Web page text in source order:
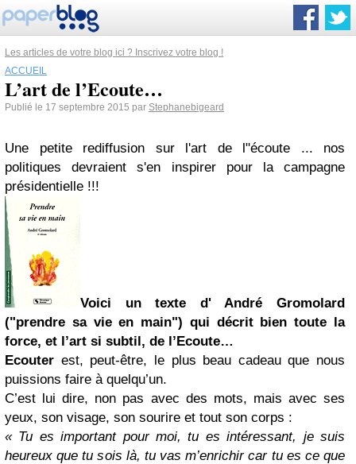
Les articles de votre blog ici ? Inscrivez votre blog !
ACCUEIL
L’art de l’Ecoute…
Publié le 17 septembre 2015 par Stephanebigeard
Une petite rediffusion sur l'art de l"écoute ... nos
politiques devraient s'en inspirer pour la campagne
présidentielle !!!
Voici un texte d' André Gromolard
("prendre sa vie en main") qui décrit bien toute la
force, et l’art si subtil, de l’Ecoute…
Ecouter est, peut-être, le plus beau cadeau que nous
puissions faire à quelqu’un.
C’est lui dire, non pas avec des mots, mais avec ses
yeux, son visage, son sourire et tout son corps :
« Tu es important pour moi, tu es intéressant, je suis
heureux que tu sois là, tu vas m’enrichir car tu es ce que